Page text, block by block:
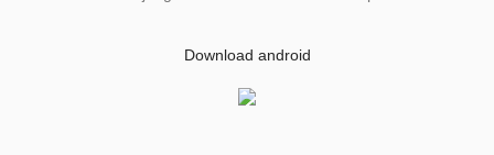
Download android